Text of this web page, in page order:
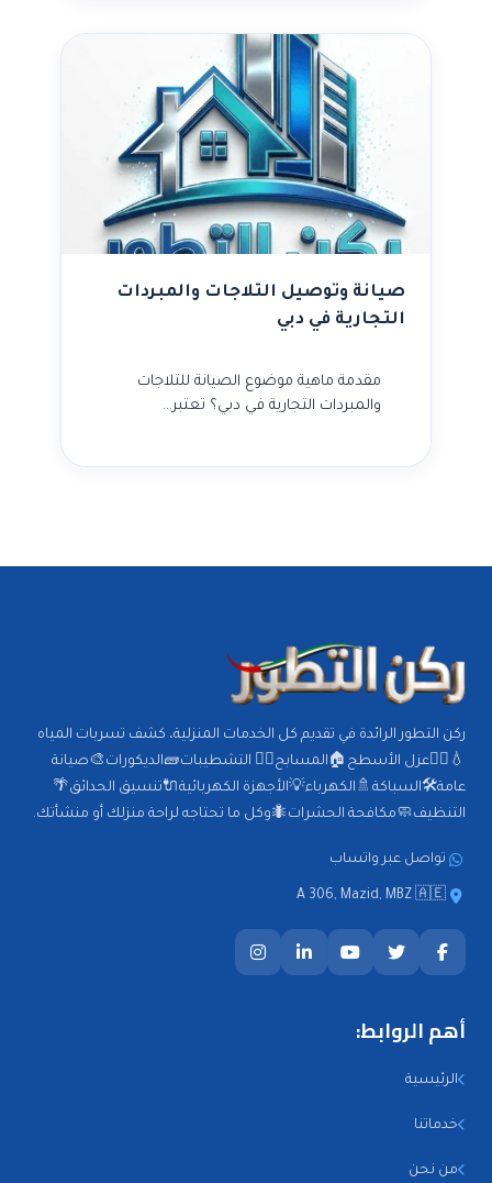
صيانة وتوصيل التلاجات والمبردات
التجارية في دبي
مقدمة ماهية موضوع الصيانة للتلاجات
والمبردات التجارية في دبي؟ تعتبر…
ركن التطور الرائدة في تقديم كل الخدمات المنزلية، كشف تسربات المياه
💧🕵️‍♂️عزل الأسطح🏠المسابح🏊‍♂️ التشطيبات🧱الديكورات🎨صيانة
عامة🛠️السباكة🚿الكهرباء💡الأجهزة الكهربائية🔌تنسيق الحدائق🌴
التنظيف🧼مكافحة الحشرات🐜وكل ما تحتاجه لراحة منزلك أو منشأتك.
تواصل عبر واتساب
A 306, Mazid, MBZ 🇦🇪
أهم الروابط:
الرئيسية
خدماتنا
من نحن